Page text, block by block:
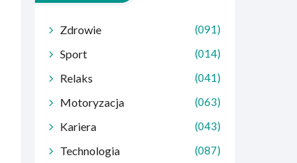
Zdrowie (091)
Sport (014)
Relaks (041)
Motoryzacja (063)
Kariera (043)
Technologia (087)